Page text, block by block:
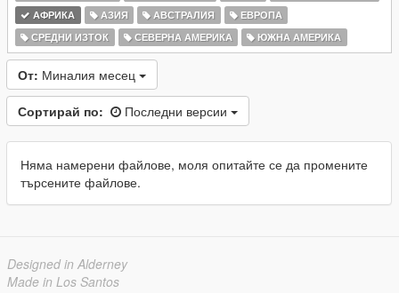
АФРИКА
АЗИЯ АВСТРАЛИЯ
ЕВРОПА
СРЕДНИ ИЗТОК
СЕВЕРНА АМЕРИКА ЮЖНА АМЕРИКА
От: Миналия месец
Сортирай по: Последни версии
Няма намерени файлове, моля опитайте се да промените
търсените файлове.
Designed in Alderney
Made in Los Santos